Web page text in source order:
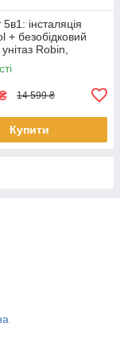
інсталяція
+ безобідковий
Robin,
на вибір
14 599 ₴
Купити